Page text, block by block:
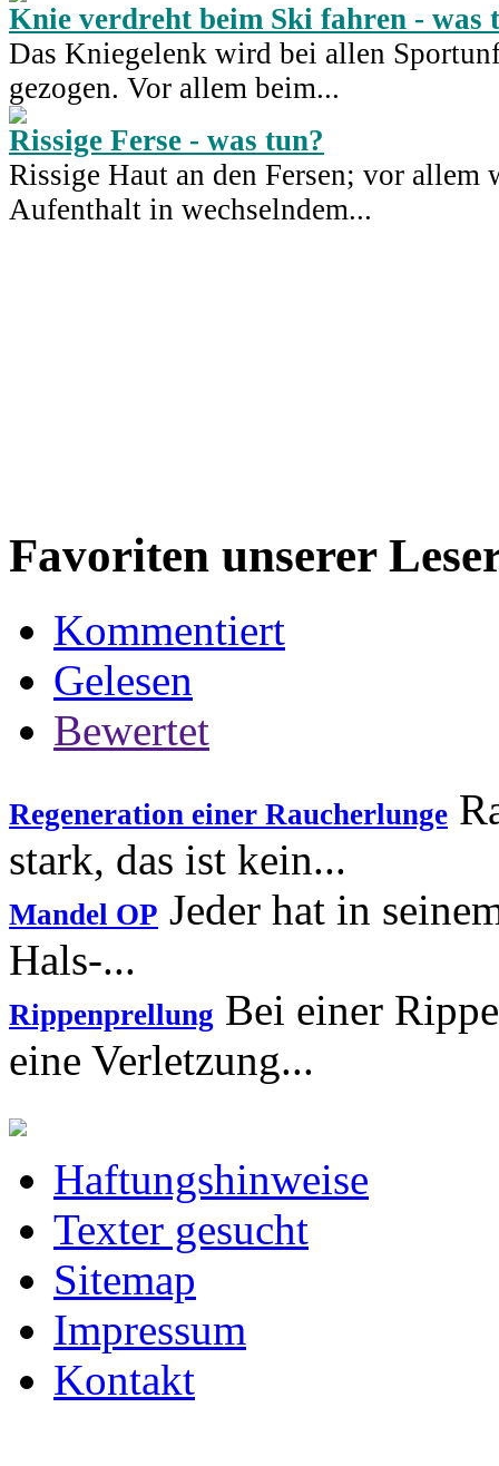
Knie verdreht beim Ski fahren - was
Das Kniegelenk wird bei allen
gezogen. Vor allem beim...
Rissige Ferse - was tun?
Rissige Haut an den Fersen; vor allem
Aufenthalt in wechselndem...
Favoriten unserer
Kommentiert
Gelesen
Bewertet
Regeneration einer Raucherlunge
stark, das ist kein...
Mandel OP Jeder hat in
Hals-...
Rippenprellung Bei einer
eine Verletzung...
Haftungshinweise
Texter gesucht
Sitemap
Impressum
Kontakt